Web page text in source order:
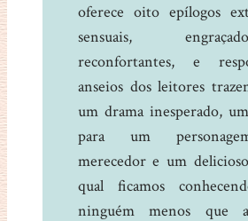
oferece oito epílogos
sensuais,
reconfortantes, e
anseios dos leitores
um drama inesperado,
para um
merecedor e um
qual ficamos
ninguém menos que